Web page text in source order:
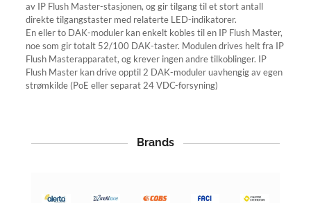
av IP Flush Master-stasjonen, og gir tilgang til et stort antall
direkte tilgangstaster med relaterte LED-indikatorer.
En eller to DAK-moduler kan enkelt kobles til en IP Flush Master,
noe som gir totalt 52/100 DAK-taster. Modulen drives helt fra IP
Flush Masterapparatet, og krever ingen andre tilkoblinger. IP
Flush Master kan drive opptil 2 DAK-moduler uavhengig av egen
strømkilde (PoE eller separat 24 VDC-forsyning)
Brands